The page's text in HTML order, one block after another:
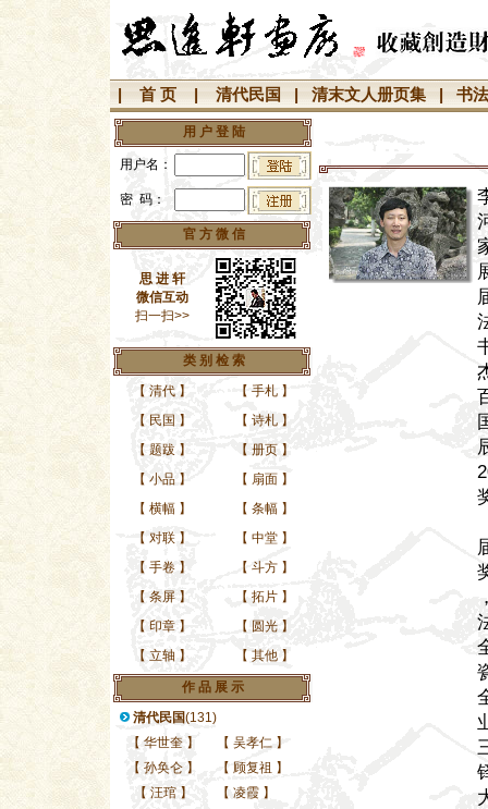
首 页 清代民国 清末文人册页集 书
用 户 登 陆
用户名：
密 码：
官 方 微 信
思 进 轩
微信互动
扫一扫>>
类 别 检 索
【 清代 】 【 手札 】
【 民国 】 【 诗札 】
【 题跋 】 【 册页 】
【 小品 】 【 扇面 】
【 横幅 】 【 条幅 】
【 对联 】 【 中堂 】
【 手卷 】 【 斗方 】
【 条屏 】 【 拓片 】
【 印章 】 【 圆光 】
【 立轴 】 【 其他 】
作 品 展 示
清代民国(131)
【 华世奎 】 【 吴孝仁 】
【 孙奂仑 】 【 顾复祖 】
【 汪琯 】 【 凌霞 】